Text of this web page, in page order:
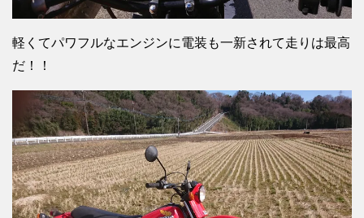
軽くてパワフルなエンジンに電装も一新されて走りは最高
だ！！